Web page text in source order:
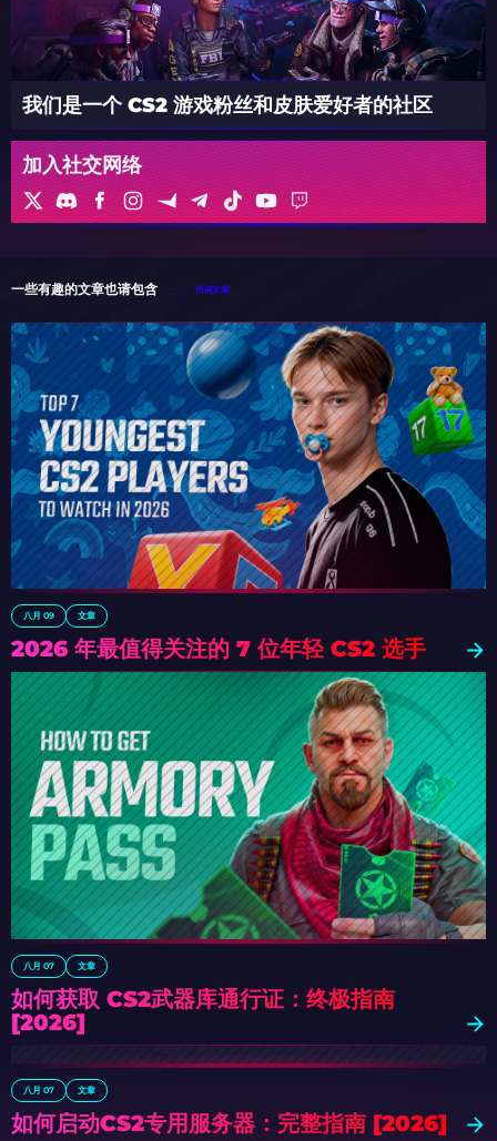
我们是一个 CS2 游戏粉丝和皮肤爱好者的社区
加入社交网络
一些有趣的文章也请包含 所有文章
八月 09 文章
2026 年最值得关注的 7 位年轻 CS2 选手
八月 07 文章
如何获取 CS2武器库通行证：终极指南
[2026]
八月 07 文章
如何启动CS2专用服务器：完整指南 [2026]